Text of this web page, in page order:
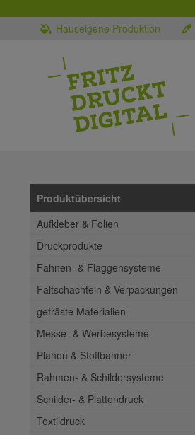
Hauseigene Produktion
Produktübersicht
Aufkleber & Folien
Druckprodukte
Fahnen- & Flaggensysteme
Faltschachteln & Verpackungen
gefräste Materialien
Messe- & Werbesysteme
Planen & Stoffbanner
Rahmen- & Schildersysteme
Schilder- & Plattendruck
Textildruck